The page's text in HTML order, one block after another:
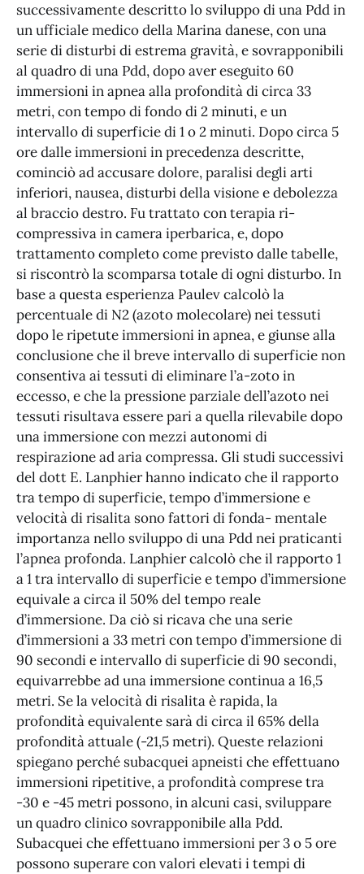
successivamente descritto lo sviluppo di una Pdd in
un ufficiale medico della Marina danese, con una
serie di disturbi di estrema gravità, e sovrapponibili
al quadro di una Pdd, dopo aver eseguito 60
immersioni in apnea alla profondità di circa 33
metri, con tempo di fondo di 2 minuti, e un
intervallo di superficie di 1 o 2 minuti. Dopo circa 5
ore dalle immersioni in precedenza descritte,
cominciò ad accusare dolore, paralisi degli arti
inferiori, nausea, disturbi della visione e debolezza
al braccio destro. Fu trattato con terapia ri-
compressiva in camera iperbarica, e, dopo
trattamento completo come previsto dalle tabelle,
si riscontrò la scomparsa totale di ogni disturbo. In
base a questa esperienza Paulev calcolò la
percentuale di N2 (azoto molecolare) nei tessuti
dopo le ripetute immersioni in apnea, e giunse alla
conclusione che il breve intervallo di superficie non
consentiva ai tessuti di eliminare l’a-zoto in
eccesso, e che la pressione parziale dell’azoto nei
tessuti risultava essere pari a quella rilevabile dopo
una immersione con mezzi autonomi di
respirazione ad aria compressa. Gli studi successivi
del dott E. Lanphier hanno indicato che il rapporto
tra tempo di superficie, tempo d’immersione e
velocità di risalita sono fattori di fonda- mentale
importanza nello sviluppo di una Pdd nei praticanti
l’apnea profonda. Lanphier calcolò che il rapporto 1
a 1 tra intervallo di superficie e tempo d’immersione
equivale a circa il 50% del tempo reale
d’immersione. Da ciò si ricava che una serie
d’immersioni a 33 metri con tempo d’immersione di
90 secondi e intervallo di superficie di 90 secondi,
equivarrebbe ad una immersione continua a 16,5
metri. Se la velocità di risalita è rapida, la
profondità equivalente sarà di circa il 65% della
profondità attuale (-21,5 metri). Queste relazioni
spiegano perché subacquei apneisti che effettuano
immersioni ripetitive, a profondità comprese tra
-30 e -45 metri possono, in alcuni casi, sviluppare
un quadro clinico sovrapponibile alla Pdd.
Subacquei che effettuano immersioni per 3 o 5 ore
possono superare con valori elevati i tempi di